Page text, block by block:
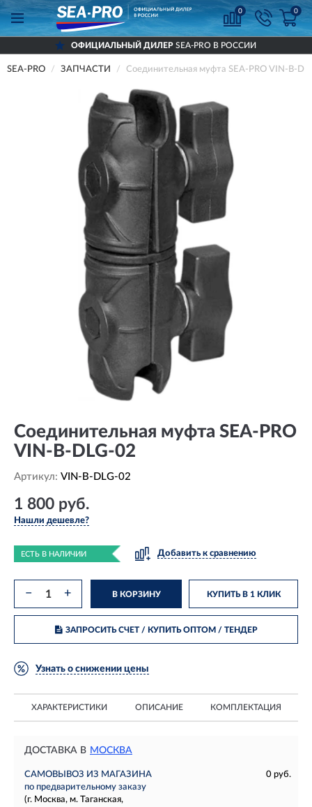
0 0
ОФИЦИАЛЬНЫЙ ДИЛЕРSEA-PRO В РОССИИ
SEA-PRO ЗАПЧАСТИ Соединительная муфта SEA-PRO VIN-B-
Соединительная муфта SEA-PRO
VIN-B-DLG-02
Артикул: VIN-B-DLG-02
1 800 руб.
Нашли дешевле?
ЕСТЬ В НАЛИЧИИ Добавить к сравнению
− + В КОРЗИНУ КУПИТЬ В 1 КЛИК
ЗАПРОСИТЬ СЧЕТ / КУПИТЬ ОПТОМ/ ТЕНДЕР
Узнать о снижении цены
ХАРАКТЕРИСТИКИ ОПИСАНИЕ КОМПЛЕКТАЦИЯ
ДОСТАВКА В МОСКВА
САМОВЫВОЗ ИЗ МАГАЗИНА
0 руб.
по предварительному заказу
(г. Москва, м. Таганская,